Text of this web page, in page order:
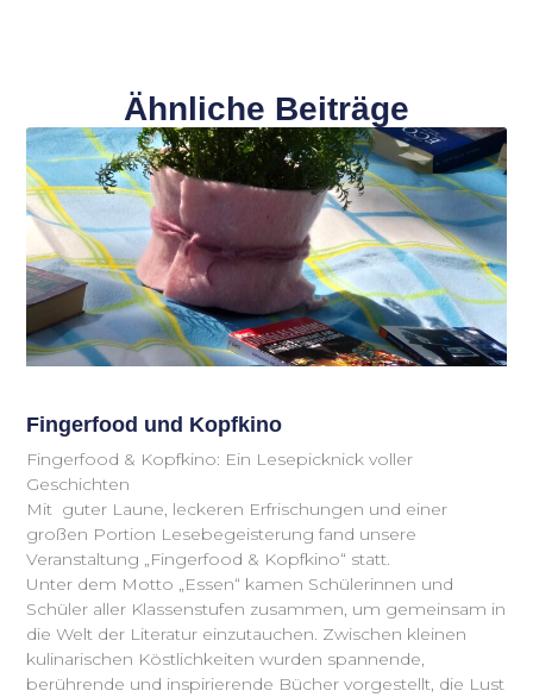
Ähnliche Beiträge
Fingerfood und Kopfkino
Fingerfood & Kopfkino: Ein Lesepicknick voller
Geschichten
Mit guter Laune, leckeren Erfrischungen und einer
großen Portion Lesebegeisterung fand unsere
Veranstaltung „Fingerfood & Kopfkino“ statt.
Unter dem Motto „Essen“ kamen Schülerinnen und
Schüler aller Klassenstufen zusammen, um gemeinsam in
die Welt der Literatur einzutauchen. Zwischen kleinen
kulinarischen Köstlichkeiten wurden spannende,
berührende und inspirierende Bücher vorgestellt, die Lust